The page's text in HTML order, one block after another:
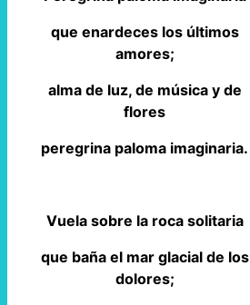
que enardeces los últimos
amores;
alma de luz, de música y de
flores
peregrina paloma imaginaria.
Vuela sobre la roca solitaria
que baña el mar glacial de los
dolores;